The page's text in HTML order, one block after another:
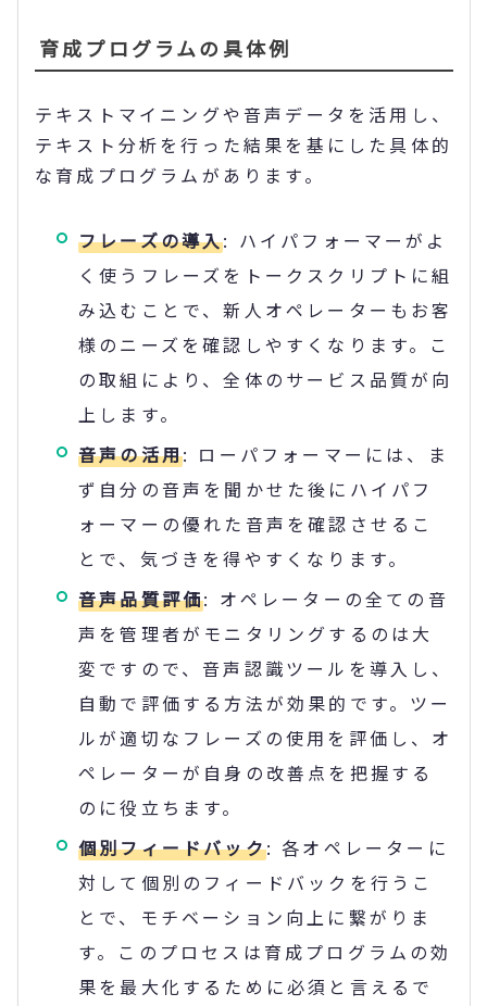
育成プログラムの具体例
テキストマイニングや音声データを活用し、
テキスト分析を行った結果を基にした具体的
な育成プログラムがあります。
フレーズの導入: ハイパフォーマーがよ
く使うフレーズをトークスクリプトに組
み込むことで、新人オペレーターもお客
様のニーズを確認しやすくなります。こ
の取組により、全体のサービス品質が向
上します。
音声の活用: ローパフォーマーには、ま
ず自分の音声を聞かせた後にハイパフ
ォーマーの優れた音声を確認させるこ
とで、気づきを得やすくなります。
音声品質評価: オペレーターの全ての音
声を管理者がモニタリングするのは大
変ですので、音声認識ツールを導入し、
自動で評価する方法が効果的です。ツー
ルが適切なフレーズの使用を評価し、オ
ペレーターが自身の改善点を把握する
のに役立ちます。
個別フィードバック: 各オペレーターに
対して個別のフィードバックを行うこ
とで、モチベーション向上に繋がりま
す。このプロセスは育成プログラムの効
果を最大化するために必須と言えるで